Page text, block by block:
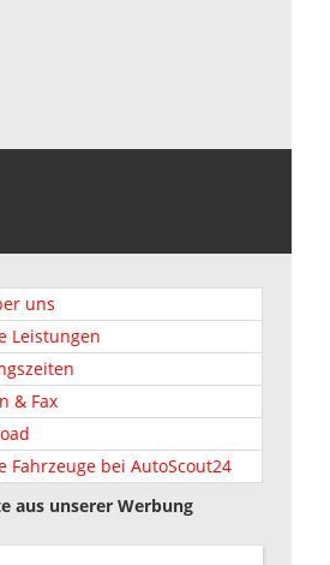
uns
Leistungen
& Fax
Fahrzeuge bei AutoScout24
aus unserer Werbung